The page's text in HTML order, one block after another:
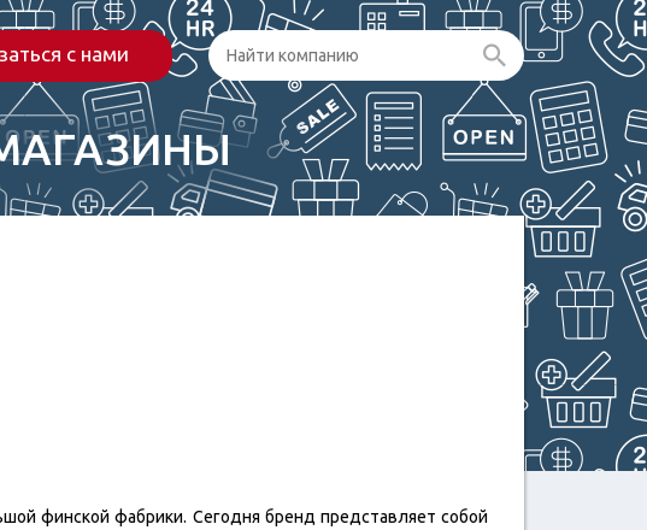
с нами
финской фабрики. Сегодня бренд представляет собой